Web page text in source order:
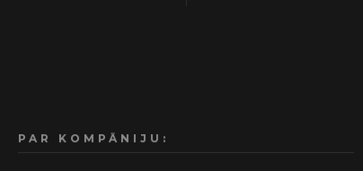
PAR KOMPĀNIJU: